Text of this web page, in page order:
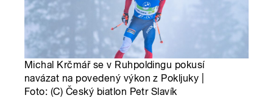
Michal Krčmář se v Ruhpoldingu pokusí
navázat na povedený výkon z Pokljuky |
Foto: (C) Český biatlon Petr Slavík